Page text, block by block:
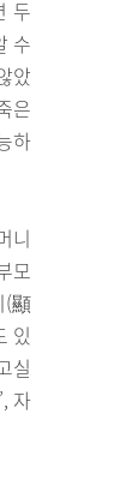
두
수
았
은
하
니
모
(顯
있
실
자